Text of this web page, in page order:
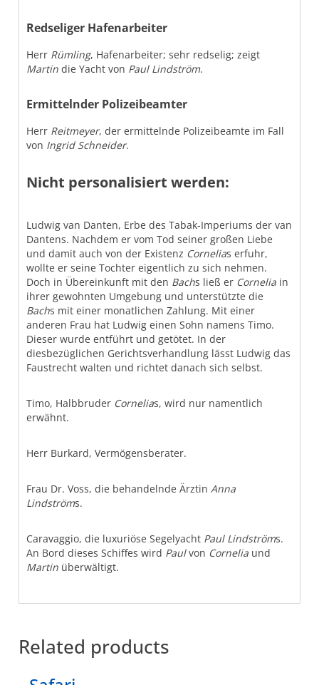
Redseliger Hafenarbeiter
Herr Rümling, Hafenarbeiter; sehr redselig; zeigt
Martin die Yacht von Paul Lindström.
Ermittelnder Polizeibeamter
Herr Reitmeyer, der ermittelnde Polizeibeamte im Fall
von Ingrid Schneider.
Nicht personalisiert werden:
Ludwig van Danten, Erbe des Tabak-Imperiums der van
Dantens. Nachdem er vom Tod seiner großen Liebe
und damit auch von der Existenz Cornelias erfuhr,
wollte er seine Tochter eigentlich zu sich nehmen.
Doch in Übereinkunft mit den Bachs ließ er Cornelia in
ihrer gewohnten Umgebung und unterstützte die
Bachs mit einer monatlichen Zahlung. Mit einer
anderen Frau hat Ludwig einen Sohn namens Timo.
Dieser wurde entführt und getötet. In der
diesbezüglichen Gerichtsverhandlung lässt Ludwig das
Faustrecht walten und richtet danach sich selbst.
Timo, Halbbruder Cornelias, wird nur namentlich
erwähnt.
Herr Burkard, Vermögensberater.
Frau Dr. Voss, die behandelnde ÄrztinAnna
Lindströms.
Caravaggio, die luxuriöse Segelyacht Paul Lindströms.
An Bord dieses Schiffes wird Paulvon Cornelia und
Martin überwältigt.
Related products